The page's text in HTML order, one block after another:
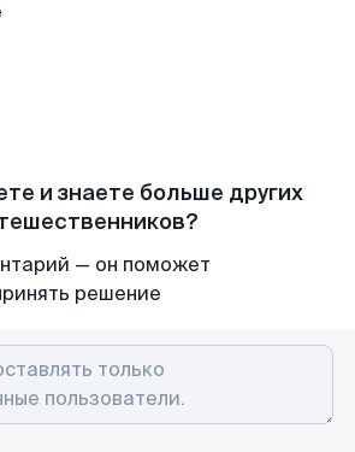
и знаете больше других
— он поможет
решение